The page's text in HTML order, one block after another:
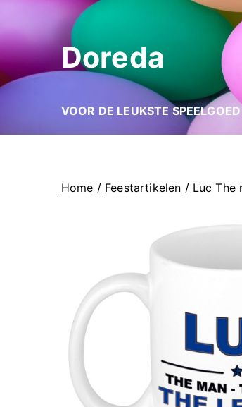
naar
de
inhoud
Doreda
VOOR DE LEUKSTE
Home / Feestartikelen / Luc The